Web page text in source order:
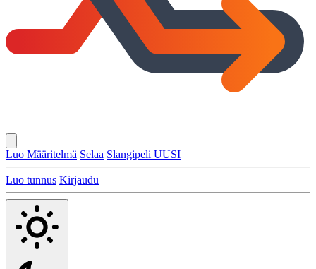
Luo Määritelmä Selaa Slangipeli UUSI
Luo tunnus Kirjaudu